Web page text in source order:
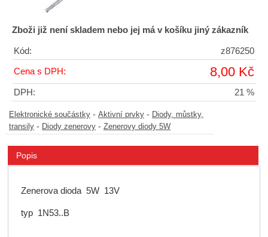
Zboži již není skladem nebo jej má v košíku jiný zákazník
Kód: z876250
Cena s DPH: 8,00 Kč
DPH: 21 %
Elektronické součástky - Aktivní prvky - Diody, můstky,
transily - Diody zenerovy - Zenerovy diody 5W
Popis
Zenerova dioda 5W 13V
typ 1N53..B